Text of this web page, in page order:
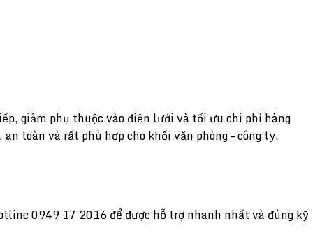
giảm phụ thuộc vào điện lưới và tối ưu chi phí hàng
toàn và rất phù hợp cho khối văn phòng – công ty.
0949 17 2016 để được hỗ trợ nhanh nhất và đúng kỹ